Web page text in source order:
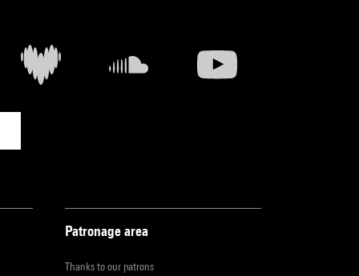
Patronage area
Thanks to our patrons